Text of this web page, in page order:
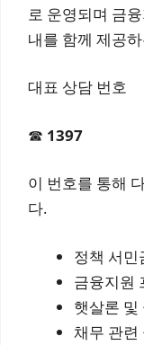
로 운영되며 금
내를 함께 제공
대표 상담 번호
☎ 1397
이 번호를 통해
다.
정책 서민
금융지원
햇살론 및
채무 관련